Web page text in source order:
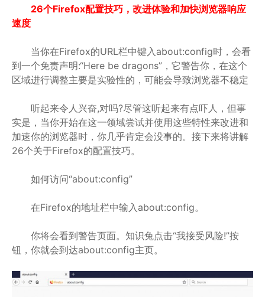
26个Firefox配置技巧，改进体验和加快浏览器响应
速度
当你在Firefox的URL栏中键入about:config时，会看
到一个免责声明:“Here be dragons”，它警告你，在这个
区域进行调整主要是实验性的，可能会导致浏览器不稳定
听起来令人兴奋,对吗?尽管这听起来有点吓人，但事
实是，当你开始在这一领域尝试并使用这些特性来改进和
加速你的浏览器时，你几乎肯定会没事的。接下来将讲解
26个关于Firefox的配置技巧。
如何访问“about:config”
在Firefox的地址栏中输入about:config。
你将会看到警告页面。知识兔点击“我接受风险!”按
钮，你就会到达about:config主页。